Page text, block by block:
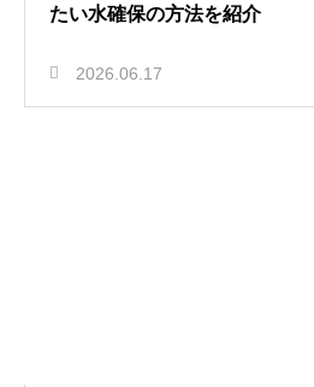
たい水確保の方法を紹介
2026.06.17